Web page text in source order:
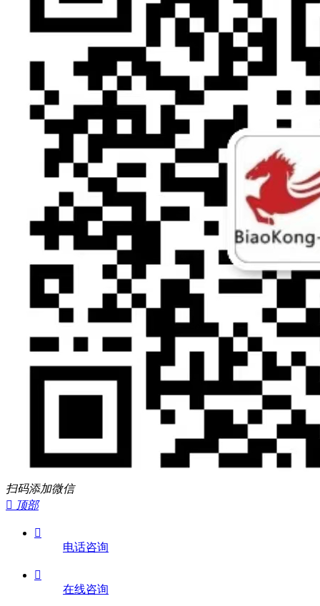
扫码添加微信
 顶部

电话咨询

在线咨询